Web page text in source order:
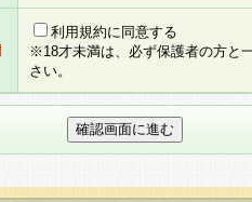
の承諾を得ることなく、当
約を任意に制定、変更ま
定後の本規約等は、本規約
その 他の諸規定については
のとします。
利用規約に同意する
※18才未満は、必ず保護者の方と
さい。